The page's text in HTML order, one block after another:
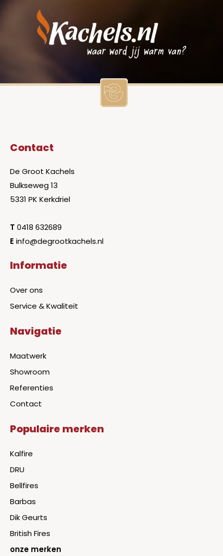
Contact
De Groot Kachels
Bulkseweg 13
5331 PK Kerkdriel
T 0418 632689
E info@degrootkachels.nl
Informatie
Over ons
Service & Kwaliteit
Navigatie
Maatwerk
Showroom
Referenties
Contact
Populaire merken
Kalfire
DRU
Bellfires
Barbas
Dik Geurts
British Fires
onze merken